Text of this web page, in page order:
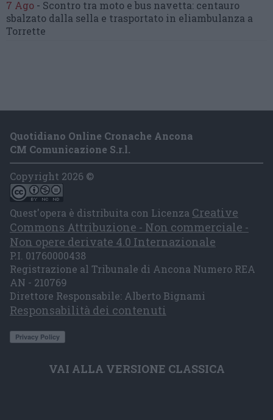
7 Ago - Scontro tra moto e bus navetta: centauro
sbalzato dalla sella e trasportato in eliambulanza a
Torrette
Quotidiano Online Cronache Ancona
CM Comunicazione S.r.l.
Copyright 2026 ©
Quest'opera è distribuita con Licenza Creative
Commons Attribuzione - Non commerciale -
Non opere derivate 4.0 Internazionale
P.I. 01760000438
Registrazione al Tribunale di Ancona Numero REA
AN - 210769
Direttore Responsabile: Alberto Bignami
Responsabilità dei contenuti
VAI ALLA VERSIONE CLASSICA